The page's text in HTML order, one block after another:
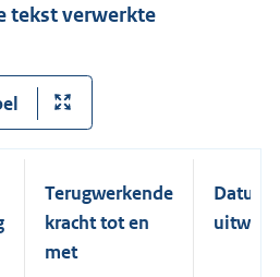
tekst verwerkte
Terugwerkende
kracht tot en
met
Datum